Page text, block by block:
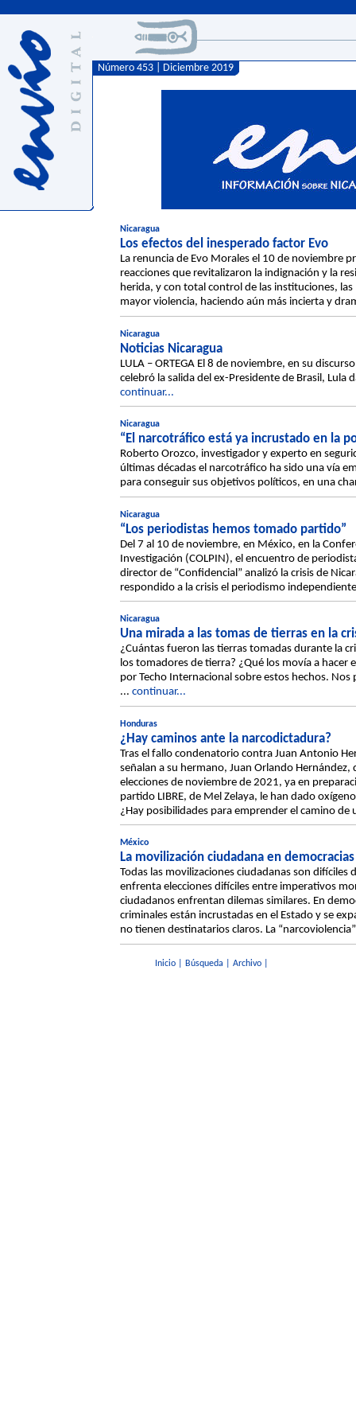
Número 453 | Diciembre 2019
Nicaragua
Los efectos del inesperado factor Evo
La renuncia de Evo Morales el 10 de noviembre
reacciones que revitalizaron la indignación y la
herida, y con total control de las instituciones,
mayor violencia, haciendo aún más incierta y
Nicaragua
Noticias Nicaragua
LULA – ORTEGA El 8 de noviembre, en su
celebró la salida del ex-Presidente de Brasil, Lula
continuar...
Nicaragua
“El narcotráfico está ya incrustado en la
Roberto Orozco, investigador y experto en
últimas décadas el narcotráfico ha sido una vía
para conseguir sus objetivos políticos, en una
Nicaragua
“Los periodistas hemos tomado partido”
Del 7 al 10 de noviembre, en México, en la
Investigación (COLPIN), el encuentro de
director de “Confidencial” analizó la crisis de
respondido a la crisis el periodismo
Nicaragua
Una mirada a las tomas de tierras en la
¿Cuántas fueron las tierras tomadas durante la
los tomadores de tierra? ¿Qué los movía a hacer
por Techo Internacional sobre estos hechos.
... continuar...
Honduras
¿Hay caminos ante la narcodictadura?
Tras el fallo condenatorio contra Juan Antonio
señalan a su hermano, Juan Orlando
elecciones de noviembre de 2021, ya en
partido LIBRE, de Mel Zelaya, le han dado
¿Hay posibilidades para emprender el camino
México
La movilización ciudadana en
Todas las movilizaciones ciudadanas son difíciles
enfrenta elecciones difíciles entre imperativos
ciudadanos enfrentan dilemas similares. En
criminales están incrustadas en el Estado y se
no tienen destinatarios claros. La
Inicio| Búsqueda Archivo|